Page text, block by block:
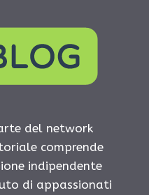
del network
comprende
indipendente
di appassionati